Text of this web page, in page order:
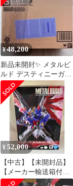
¥48,200
新品未開封✨ メタルビ
ルド デスティニーガン
ダム SOUL RED Ver.
¥ 52,000
【中古】【未開封品】
【メーカー輸送箱付】
METAL BUILD デステ